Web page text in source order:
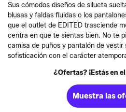
Sus cómodos diseños de silueta
blusas y faldas fluidas o los
que el outlet de EDITED trasciende
centra en que te sientas bien. No te
camisa de puños y pantalón de
sofisticación con el carácter
¿Ofertas? ¡Estás en
Muestra las